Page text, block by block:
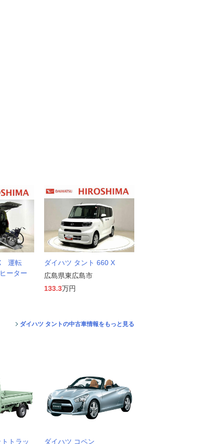
運転
ヒーター
ダイハツ タント 660 X
広島県東広島市
133.3万円
ダイハツ タントの中古車情報をもっと見る
トラッ ダイハツ コペン